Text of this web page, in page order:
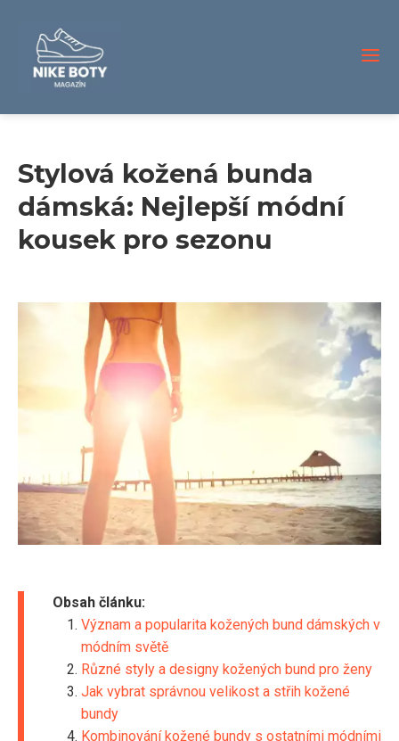
Stylová kožená bunda
dámská: Nejlepší módní
kousek pro sezonu
Obsah článku:
Význam a popularita kožených bund dámských v
módním světě
Různé styly a designy kožených bund pro ženy
Jak vybrat správnou velikost a střih kožené
bundy
Kombinování kožené bundy s ostatními módními